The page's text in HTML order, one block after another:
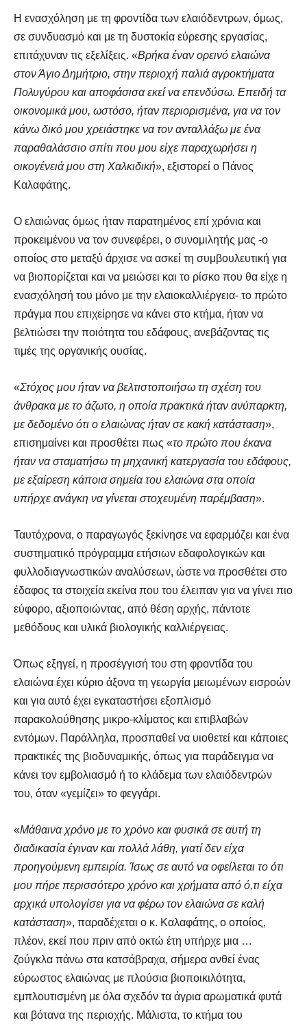
Η ενασχόληση με τη φροντίδα των ελαιόδεντρων, όμως,
σε συνδυασμό και με τη δυστοκία εύρεσης εργασίας,
επιτάχυναν τις εξελίξεις. «Βρήκα έναν ορεινό ελαιώνα
στον Άγιο Δημήτριο, στην περιοχή παλιά αγροκτήματα
Πολυγύρου και αποφάσισα εκεί να επενδύσω. Επειδή τα
οικονομικά μου, ωστόσο, ήταν περιορισμένα, για να τον
κάνω δικό μου χρειάστηκε να τον ανταλλάξω με ένα
παραθαλάσσιο σπίτι που μου είχε παραχωρήσει η
οικογένειά μου στη Χαλκιδική», εξιστορεί ο Πάνος
Καλαφάτης.
Ο ελαιώνας όμως ήταν παρατημένος επί χρόνια και
προκειμένου να τον συνεφέρει, ο συνομιλητής μας -ο
οποίος στο μεταξύ άρχισε να ασκεί τη συμβουλευτική για
να βιοπορίζεται και να μειώσει και το ρίσκο που θα είχε η
ενασχόλησή του μόνο με την ελαιοκαλλιέργεια- το πρώτο
πράγμα που επιχείρησε να κάνει στο κτήμα, ήταν να
βελτιώσει την ποιότητα του εδάφους, ανεβάζοντας τις
τιμές της οργανικής ουσίας.
«Στόχος μου ήταν να βελτιστοποιήσω τη σχέση του
άνθρακα με το άζωτο, η οποία πρακτικά ήταν ανύπαρκτη,
με δεδομένο ότι ο ελαιώνας ήταν σε κακή κατάσταση»,
επισημαίνει και προσθέτει πως «το πρώτο που έκανα
ήταν να σταματήσω τη μηχανική κατεργασία του εδάφους,
με εξαίρεση κάποια σημεία του ελαιώνα στα οποία
υπήρχε ανάγκη να γίνεται στοχευμένη παρέμβαση».
Ταυτόχρονα, ο παραγωγός ξεκίνησε να εφαρμόζει και ένα
συστηματικό πρόγραμμα ετήσιων εδαφολογικών και
φυλλοδιαγνωστικών αναλύσεων, ώστε να προσθέτει στο
έδαφος τα στοιχεία εκείνα που του έλειπαν για να γίνει πιο
εύφορο, αξιοποιώντας, από θέση αρχής, πάντοτε
μεθόδους και υλικά βιολογικής καλλιέργειας.
Όπως εξηγεί, η προσέγγισή του στη φροντίδα του
ελαιώνα έχει κύριο άξονα τη γεωργία μειωμένων εισροών
και για αυτό έχει εγκαταστήσει εξοπλισμό
παρακολούθησης μικρο-κλίματος και επιβλαβών
εντόμων. Παράλληλα, προσπαθεί να υιοθετεί και κάποιες
πρακτικές της βιοδυναμικής, όπως για παράδειγμα να
κάνει τον εμβολιασμό ή το κλάδεμα των ελαιόδεντρών
του, όταν «γεμίζει» το φεγγάρι.
«Μάθαινα χρόνο με το χρόνο και φυσικά σε αυτή τη
διαδικασία έγιναν και πολλά λάθη, γιατί δεν είχα
προηγούμενη εμπειρία. Ίσως σε αυτό να οφείλεται το ότι
μου πήρε περισσότερο χρόνο και χρήματα από ό,τι είχα
αρχικά υπολογίσει για να φέρω τον ελαιώνα σε καλή
κατάσταση», παραδέχεται ο κ. Καλαφάτης, ο οποίος,
πλέον, εκεί που πριν από οκτώ έτη υπήρχε μια …
ζούγκλα πάνω στα κατσάβραχα, σήμερα ανθεί ένας
εύρωστος ελαιώνας με πλούσια βιοποικιλότητα,
εμπλουτισμένη με όλα σχεδόν τα άγρια αρωματικά φυτά
και βότανα της περιοχής. Μάλιστα, το κτήμα του